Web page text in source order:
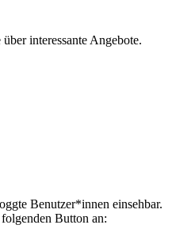
interessante Angebote.
Benutzer*innen einsehbar.
Button an: